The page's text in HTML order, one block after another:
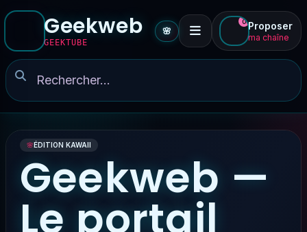
Geekweb
GEEKTUBE
🌸
0 Proposer
ma chaîne
🌸ÉDITION KAWAII
Geekweb —
Le portail